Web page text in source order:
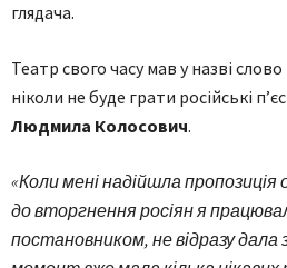
глядача.
Театр свого часу мав у назві
ніколи не буде грати російські
Людмила Колосович.
«Коли мені надійшла
до вторгнення росіян я
постановником, не відразу